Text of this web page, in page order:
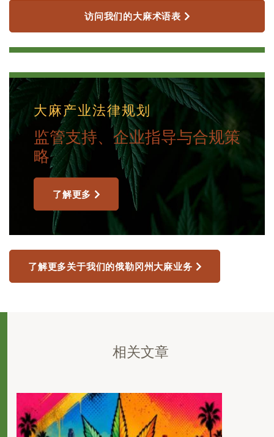
访问我们的大麻术语表
大麻产业法律规划
监管支持、企业指导与合规策
略
了解更多
了解更多关于我们的俄勒冈州大麻业务
相关文章